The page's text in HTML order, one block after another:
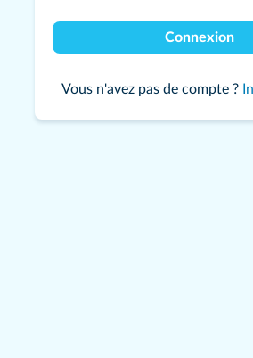
Connexion
Vous n'avez pas de compte ?